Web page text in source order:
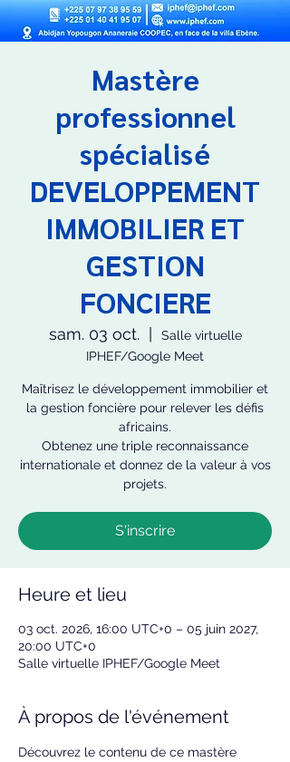
Mastère
professionnel
spécialisé
DEVELOPPEMENT
IMMOBILIER ET
GESTION
FONCIERE
sam. 03 oct.
  |
Salle virtuelle
IPHEF/Google Meet
Maîtrisez le développement immobilier et
la gestion foncière pour relever les défis
africains.
Obtenez une triple reconnaissance
internationale et donnez de la valeur à vos
projets.
S'inscrire
Heure et lieu
03 oct. 2026, 16:00 UTC+0 – 05 juin 2027,
20:00 UTC+0
Salle virtuelle IPHEF/Google Meet
À propos de l'événement
Découvrez le contenu de ce mastère